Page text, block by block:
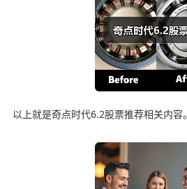
以上就是奇点时代6.2股票推荐相关内容。